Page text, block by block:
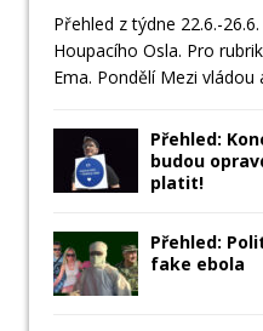
Přehled z týdne 22.6.-
Houpacího Osla. Pro
Ema. Pondělí Mezi
Přehled:
budou
platit!
Přehled:
fake ebola